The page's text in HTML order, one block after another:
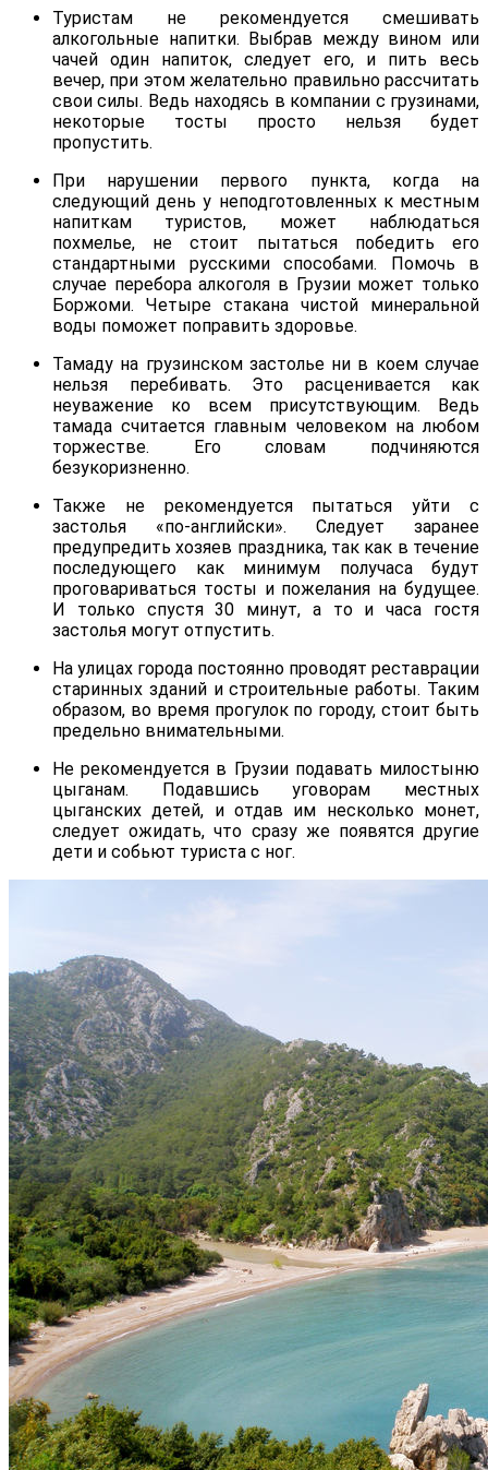
Туристам не рекомендуется смешивать
алкогольные напитки. Выбрав между вином или
чачей один напиток, следует его, и пить весь
вечер, при этом желательно правильно рассчитать
свои силы. Ведь находясь в компании с грузинами,
некоторые тосты просто нельзя будет
пропустить.
При нарушении первого пункта, когда на
следующий день у неподготовленных к местным
напиткам туристов, может наблюдаться
похмелье, не стоит пытаться победить его
стандартными русскими способами. Помочь в
случае перебора алкоголя в Грузии может только
Боржоми. Четыре стакана чистой минеральной
воды поможет поправить здоровье.
Тамаду на грузинском застолье ни в коем случае
нельзя перебивать. Это расценивается как
неуважение ко всем присутствующим. Ведь
тамада считается главным человеком на любом
торжестве. Его словам подчиняются
безукоризненно.
Также не рекомендуется пытаться уйти с
застолья «по-английски». Следует заранее
предупредить хозяев праздника, так как в течение
последующего как минимум получаса будут
проговариваться тосты и пожелания на будущее.
И только спустя 30 минут, а то и часа гостя
застолья могут отпустить.
На улицах города постоянно проводят реставрации
старинных зданий и строительные работы. Таким
образом, во время прогулок по городу, стоит быть
предельно внимательными.
Не рекомендуется в Грузии подавать милостыню
цыганам. Подавшись уговорам местных
цыганских детей, и отдав им несколько монет,
следует ожидать, что сразу же появятся другие
дети и собьют туриста с ног.